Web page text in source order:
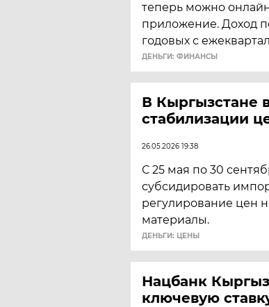
теперь можно
приложение. Доход
годовых с
ДЕНЬГИ: ФИНАНСЫ
В Кыргызстане
стабилизации
26.05.2026 19:38
С 25 мая по 30
субсидировать
регулирование цен
материалы.
ДЕНЬГИ: ЦЕНЫ
Нацбанк
ключевую